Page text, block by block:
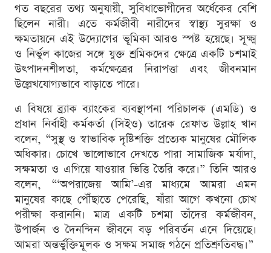
গত বছরের তথ্য অনুযায়ী, সুবিধাভোগীদের অর্ধেকের বেশি
ছিলেন নারী। এতে কর্মজীবী নারীদের স্বাস্থ্য সুরক্ষা ও
ক্ষমতায়নে এই উদ্যোগের ভূমিকা আরও স্পষ্ট হয়েছে। সূক্ষ্ম
ও নির্ভুল কাজের সঙ্গে যুক্ত শ্রমিকদের ক্ষেত্রে একটি চশমাই
উৎপাদনশীলতা, কর্মক্ষেত্রের নিরাপত্তা এবং জীবনমান
উল্লেখযোগ্যভাবে বাড়াতে পারে।
এ বিষয়ে ব্র্যাক ব্যাংকের ব্যবস্থাপনা পরিচালক (এমডি) ও
প্রধান নির্বাহী কর্মকর্তা (সিইও) তারেক রেফাত উল্লাহ খান
বলেন, “সুস্থ ও স্বাভাবিক দৃষ্টিশক্তি প্রত্যেক মানুষের মৌলিক
অধিকার। চোখে ভালোভাবে দেখতে পারা সামাজিক মর্যাদা,
সক্ষমতা ও এগিয়ে যাওয়ার ভিত্তি তৈরি করে।” তিনি আরও
বলেন, “‘অপরাজেয় আমি’-এর মাধ্যমে আমরা এমন
মানুষের কাছে পৌঁছাতে পেরেছি, যাঁরা আগে কখনো চোখ
পরীক্ষা করাননি। মাত্র একটি চশমা তাঁদের কর্মজীবন,
উপার্জন ও দৈনন্দিন জীবনে বড় পরিবর্তন এনে দিয়েছে।
আমরা অন্তর্ভুক্তিমূলক ও সক্ষম সমাজ গঠনে প্রতিশ্রুতিবদ্ধ।”